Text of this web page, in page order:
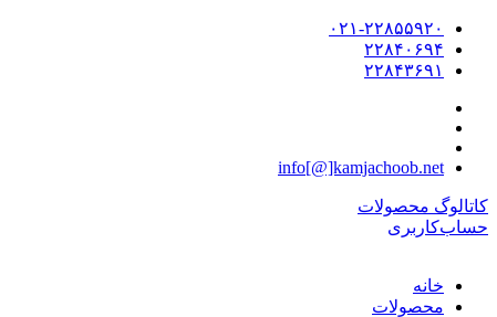
۰۲۱-۲۲۸۵۵۹۲۰
۲۲۸۴۰۶۹۴
۲۲۸۴۳۶۹۱
info[@]kamjachoob.net
کاتالوگ محصولات
حساب‌کاربری
خانه
محصولات